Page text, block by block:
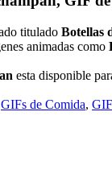
titulado Botellas
animadas como
esta disponible
GIFs de Comida,